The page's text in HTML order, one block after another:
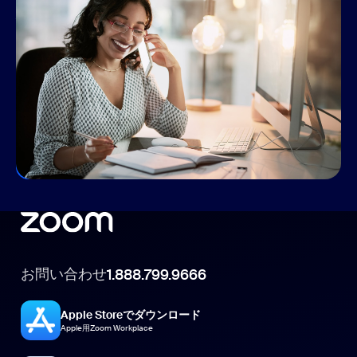
ハイブリッド型ワーカーのつながり
を保つ
Zoom は、オフィスに戻る場合でも、在宅勤務を続ける
場合でも、両方を組み合わせるのであっても、場所を
問わず、つながりを持ち、アイデアを共有し、さらに
多くのことを成し遂げるために必要なプロダクトをご
提供しています。
コミュニケーションを効率化
お問い合わせ1.888.799.9666
Apple Storeでダウンロード
Apple用Zoom Workplace